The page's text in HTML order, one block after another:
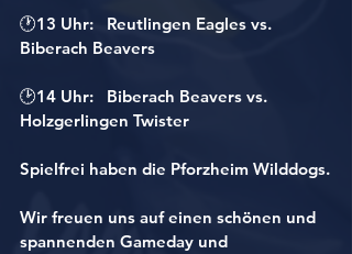
🕐13 Uhr:   Reutlingen Eagles vs.
Biberach Beavers
🕑14 Uhr:   Biberach Beavers vs.
Holzgerlingen Twister
Spielfrei haben die Pforzheim Wilddogs.
Wir freuen uns auf einen schönen und
spannenden Gameday und